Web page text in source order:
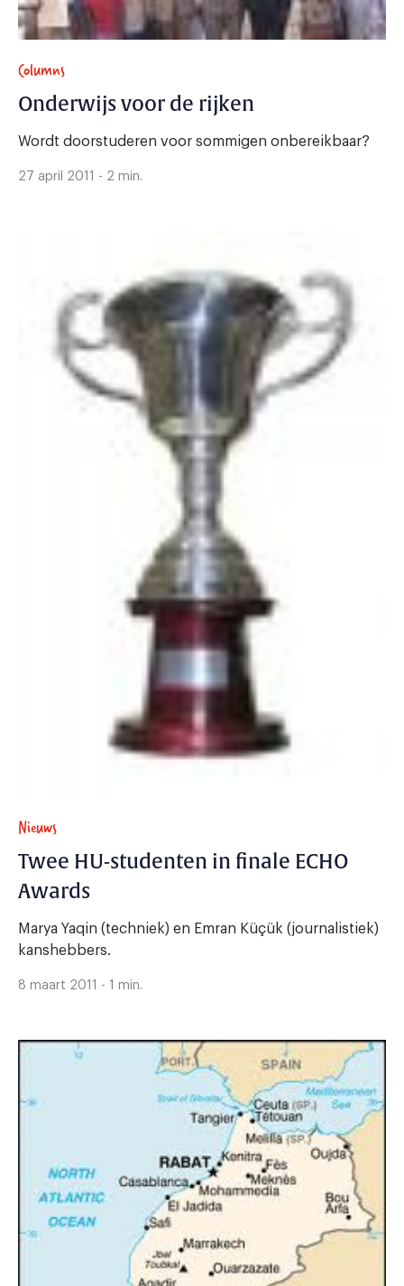
Columns
Onderwijs voor de rijken
Wordt doorstuderen voor sommigen onbereikbaar?
27 april 2011 - 2 min.
Nieuws
Twee HU-studenten in finale ECHO
Awards
Marya Yaqin (techniek) en Emran Küçük (journalistiek)
kanshebbers.
8 maart 2011 - 1 min.